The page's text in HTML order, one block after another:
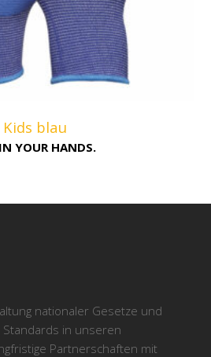
Kids blau
YOUR HANDS.
nationaler Gesetze und
in unseren
Partnerschaften mit